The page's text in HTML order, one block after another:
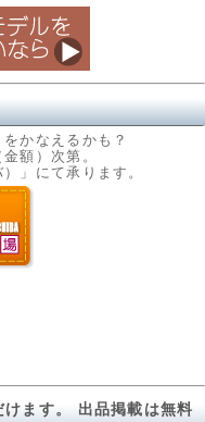
かなえるかも？
額）次第。
」にて承ります。
ます。 出品掲載は無料